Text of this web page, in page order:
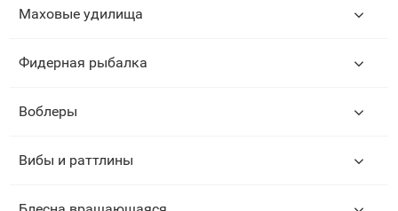
Маховые удилища
Фидерная рыбалка
Воблеры
Вибы и раттлины